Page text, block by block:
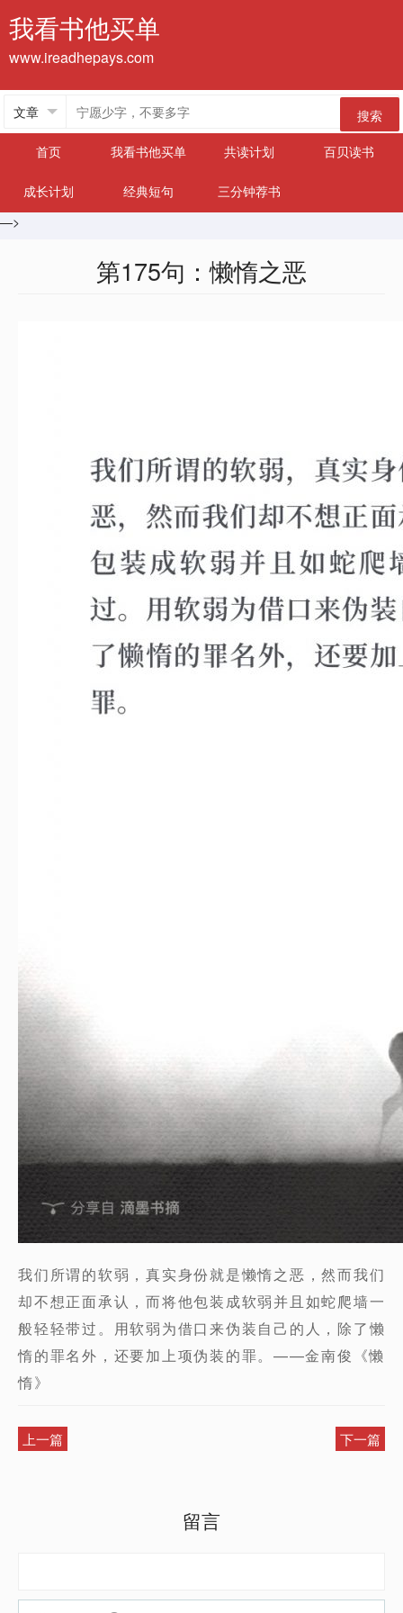
我看书他买单
www.ireadhepays.com
搜索
首页
我看书他买单 共读计划 百贝读书
成长计划 经典短句
三分钟荐书
—>
第175句：懒惰之恶
我们所谓的软弱，真实身份就是懒惰之恶，然而我们
却不想正面承认，而将他包装成软弱并且如蛇爬墙一
般轻轻带过。用软弱为借口来伪装自己的人，除了懒
惰的罪名外，还要加上项伪装的罪。——金南俊《懒
惰》
上一篇 下一篇
留言